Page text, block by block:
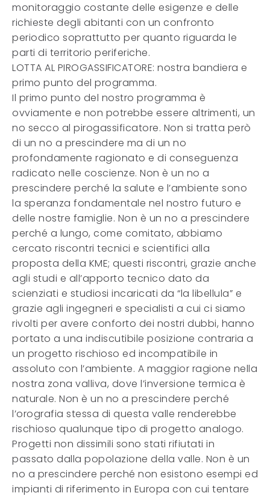
monitoraggio costante delle esigenze e delle
richieste degli abitanti con un confronto
periodico soprattutto per quanto riguarda le
parti di territorio periferiche.
LOTTA AL PIROGASSIFICATORE: nostra bandiera e
primo punto del programma.
Il primo punto del nostro programma è
ovviamente e non potrebbe essere altrimenti, un
no secco al pirogassificatore. Non si tratta però
di un no a prescindere ma di un no
profondamente ragionato e di conseguenza
radicato nelle coscienze. Non è un no a
prescindere perché la salute e l’ambiente sono
la speranza fondamentale nel nostro futuro e
delle nostre famiglie. Non è un no a prescindere
perché a lungo, come comitato, abbiamo
cercato riscontri tecnici e scientifici alla
proposta della KME; questi riscontri, grazie anche
agli studi e all’apporto tecnico dato da
scienziati e studiosi incaricati da “la libellula” e
grazie agli ingegneri e specialisti a cui ci siamo
rivolti per avere conforto dei nostri dubbi, hanno
portato a una indiscutibile posizione contraria a
un progetto rischioso ed incompatibile in
assoluto con l’ambiente. A maggior ragione nella
nostra zona valliva, dove l’inversione termica è
naturale. Non è un no a prescindere perché
l’orografia stessa di questa valle renderebbe
rischioso qualunque tipo di progetto analogo.
Progetti non dissimili sono stati rifiutati in
passato dalla popolazione della valle. Non è un
no a prescindere perché non esistono esempi ed
impianti di riferimento in Europa con cui tentare